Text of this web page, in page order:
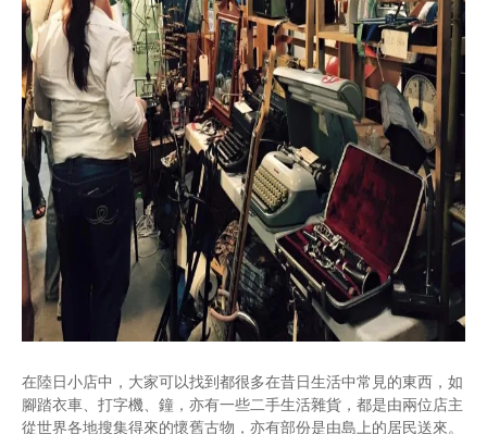
在陸日小店中，大家可以找到都很多在昔日生活中常見的東西，如
腳踏衣車、打字機、鐘，亦有一些二手生活雜貨，都是由兩位店主
從世界各地搜集得來的懷舊古物，亦有部份是由島上的居民送來。